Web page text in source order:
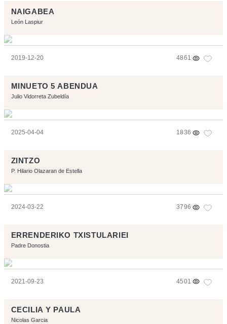
NAIGABEA
León Laspiur
2019-12-20 4861
MINUETO 5 ABENDUA
Julio Vidorreta Zubeldía
2025-04-04 1836
ZINTZO
P. Hilario Olazaran de Estella
2024-03-22 3796
ERRENDERIKO TXISTULARIEI
Padre Donostia
2021-09-23 4501
CECILIA Y PAULA
Nicolas Garcia